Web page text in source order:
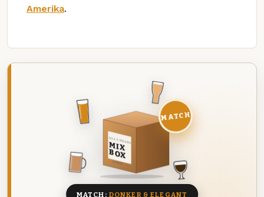
Amerika.
DEZE MAAND
MIX
BOX
8 BIEREN
MATCH
MATCH: DONKER & ELEGANT